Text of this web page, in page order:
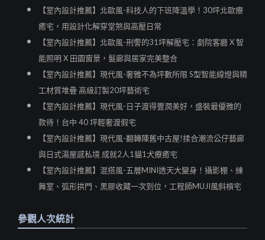
【室內設計推薦】北歐風-科技人的下班降溫學！30坪北歐療
癒宅，用設計化解穿堂煞與高壓日常
【室內設計推薦】北歐風-刑警的31坪解壓宅：劇院客廳 X 智
能照明 X 田園窗景，髮廊與居家完美整合
【室內設計推薦】現代風-奢雅不為坪數所限 S型智能線燈與精
工材質堆疊 高級訂製20坪藝術宅
【室內設計推薦】現代風-日子渡得豐潤美好，盛裝最優雅的
款待！台中 40 坪輕奢渡假宅
【室內設計推薦】現代風-翻轉陳舊中古屋!揉合潮流公仔藝廊
與日式湯屋感私境 成就2人1貓1犬療癒宅
【室內設計推薦】混搭風-五層MINI透天大變身！攝影棚、練
舞室、弧形拱門、黑膠收藏一次到位，工程師MUJI風斜槓宅
參觀人次統計